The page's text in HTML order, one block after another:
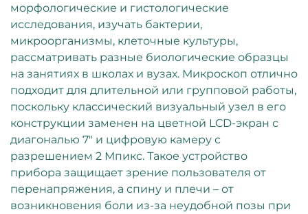
морфологические и гистологические
исследования, изучать бактерии,
микроорганизмы, клеточные культуры,
рассматривать разные биологические образцы
на занятиях в школах и вузах. Микроскоп отлично
подходит для длительной или групповой работы,
поскольку классический визуальный узел в его
конструкции заменен на цветной LCD-экран с
диагональю 7" и цифровую камеру с
разрешением 2 Мпикс. Такое устройство
прибора защищает зрение пользователя от
перенапряжения, а спину и плечи – от
возникновения боли из-за неудобной позы при